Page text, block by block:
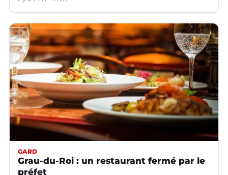
sapeurs-pompiers volontaires.
GARD
Grau-du-Roi : un restaurant fermé par le
préfet